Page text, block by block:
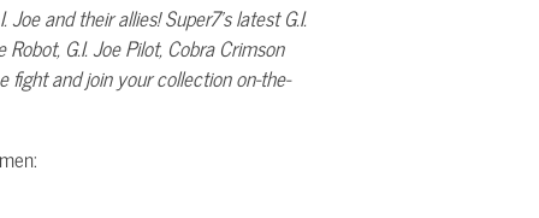
and their allies! Super7’s latest G.I.
G.I. Joe Pilot, Cobra Crimson
fight and join your collection on-the-